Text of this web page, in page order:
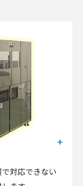
対応できない